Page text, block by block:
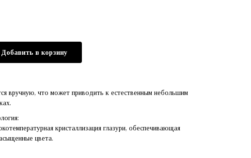
Добавить в корзину
вручную, что может приводить к естественным небольшим
кристаллизация глазури, обеспечивающая
цвета.